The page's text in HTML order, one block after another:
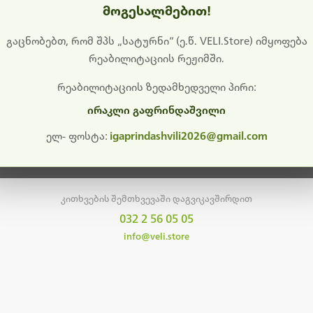
გიხდით შეფერხებისთვის. ამჟამად მიმდინარეობს
განახლება და ტექნიკური სამუშაოები.
მალე ისევ ხელმისაწვდომი იქნება. გმადლობთ მოთმინებისთვის!
მთავარ გვერდზე დაბრუნება
კითხვების შემთხვევაში დაგვიკავშირდით
032 2 56 05 05
info@veli.store
მოგესალმებით!
გაცნობებთ, რომ შპს „სატურნი“ (ე.წ. VELI.Store) იმყოფება
რეაბილიტაციის რეჟიმში.
რეაბილიტაციის ზედამხედველი პირი:
ირაკლი გაფრინდაშვილი
ელ- ფოსტა: igaprindashvili2026@gmail.com